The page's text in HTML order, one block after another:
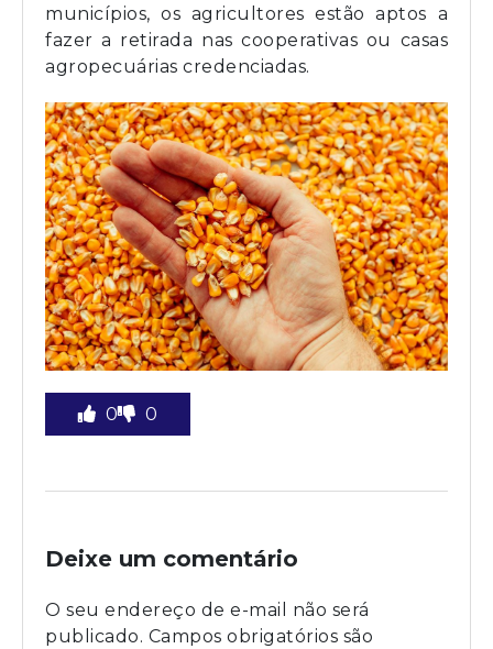
municípios, os agricultores estão aptos a
fazer a retirada nas cooperativas ou casas
agropecuárias credenciadas.
0 0
Deixe um comentário
O seu endereço de e-mail não será
publicado. Campos obrigatórios são